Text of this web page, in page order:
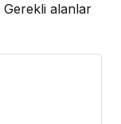
Gerekli alanlar